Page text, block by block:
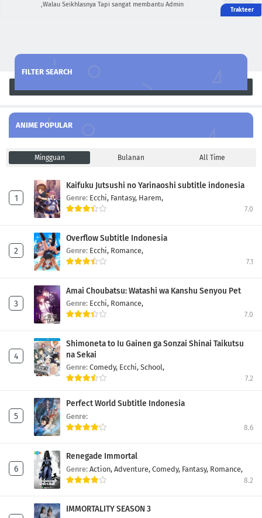
,Walau Seikhlasnya Tapi sangat membantu Admin
FILTER SEARCH
ANIME POPULAR
Mingguan Bulanan All Time
Kaifuku Jutsushi no Yarinaoshi subtitle indonesia
Genre: Ecchi, Fantasy, Harem,
7.0
Overflow Subtitle Indonesia
Genre: Ecchi, Romance,
7.1
Amai Choubatsu: Watashi wa Kanshu Senyou Pet
Genre: Ecchi, Romance,
7.0
Shimoneta to Iu Gainen ga Sonzai Shinai Taikutsu
na Sekai
Genre: Comedy, Ecchi, School,
7.2
Perfect World Subtitle Indonesia
Genre:
8.6
Renegade Immortal
Genre: Action, Adventure, Comedy, Fantasy, Romance,
8.2
IMMORTALITY SEASON 3